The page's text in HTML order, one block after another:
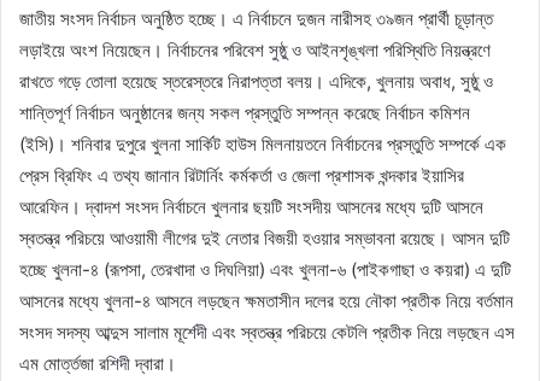
জাতীয় সংসদ নির্বাচন অনুষ্ঠিত হচ্ছে। এ নির্বাচনে দুজন নারীসহ ৩৯জন প্রার্থী চূড়ান্ত
লড়াইয়ে অংশ নিয়েছেন। নির্বাচনের পরিবেশ সুষ্ঠু ও আইনশৃঙ্খলা পরিস্থিতি নিয়ন্ত্রণে
রাখতে গড়ে তোলা হয়েছে স্তরেস্তরে নিরাপত্তা বলয়। এদিকে, খুলনায় অবাধ, সুষ্ঠু ও
শান্তিপূর্ণ নির্বাচন অনুষ্ঠানের জন্য সকল প্রস্তুতি সম্পন্ন করেছে নির্বাচন কমিশন
(ইসি)। শনিবার দুপুরে খুলনা সার্কিট হাউস মিলনায়তনে নির্বাচনের প্রস্তুতি সম্পর্কে এক
প্রেস ব্রিফিং এ তথ্য জানান রিটার্নিং কর্মকর্তা ও জেলা প্রশাসক খন্দকার ইয়াসির
আরেফিন। দ্বাদশ সংসদ নির্বাচনে খুলনার ছয়টি সংসদীয় আসনের মধ্যে দুটি আসনে
স্বতন্ত্র পরিচয়ে আওয়ামী লীগের দুই নেতার বিজয়ী হওয়ার সম্ভাবনা রয়েছে। আসন দুটি
হচ্ছে খুলনা-৪ (রূপসা, তেরখাদা ও দিঘলিয়া) এবং খুলনা-৬ (পাইকগাছা ও কয়রা) এ দুটি
আসনের মধ্যে খুলনা-৪ আসনে লড়ছেন ক্ষমতাসীন দলের হয়ে নৌকা প্রতীক নিয়ে বর্তমান
সংসদ সদস্য আব্দুস সালাম মূর্শেদী এবং স্বতন্ত্র পরিচয়ে কেটলি প্রতীক নিয়ে লড়ছেন এস
এম মোর্ত্তজা রশিদী দ্বারা।